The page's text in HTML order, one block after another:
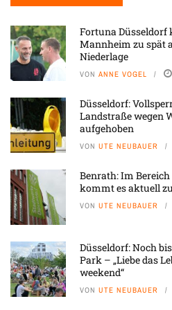
Fortuna
Mannheim zu spät
Niederlage
VON ANNE VOGEL
Düsseldorf:
Landstraße wegen
aufgehoben
VON UTE NEUBAUER
Benrath: Im Bereich
kommt es aktuell
VON UTE NEUBAUER
Düsseldorf: Noch
Park – „Liebe das
weekend“
VON UTE NEUBAUER